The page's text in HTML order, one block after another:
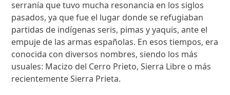
serranía que tuvo mucha resonancia en los siglos
pasados, ya que fue el lugar donde se refugiaban
partidas de indígenas seris, pimas y yaquis, ante el
empuje de las armas españolas. En esos tiempos, era
conocida con diversos nombres, siendo los más
usuales: Macizo del Cerro Prieto, Sierra Libre o más
recientemente Sierra Prieta.